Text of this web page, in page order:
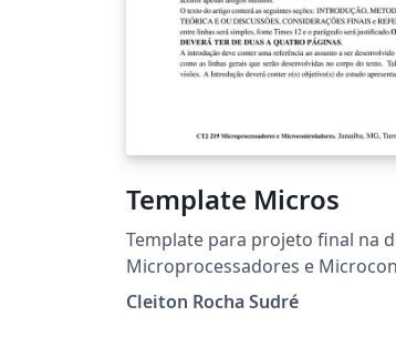
Template Micros
Template para projeto final na
Microprocessadores e
UFVJM
Cleiton Rocha Sudré